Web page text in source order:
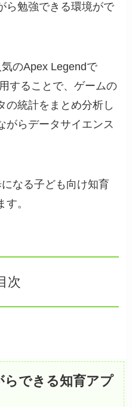
ら勉強できる環境がで
のApex Legendで
することで、ゲームの
の統計をまとめ分析し
がらデータサイエンス
なる子ども向け知育
。
次
できる知育アプ